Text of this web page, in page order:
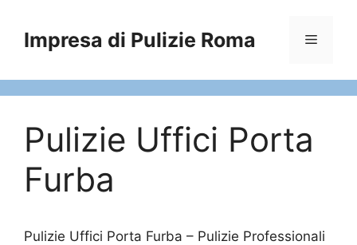
contenuto
Impresa di Pulizie Roma Menu
Pulizie Uffici Porta
Furba
Pulizie Uffici Porta Furba – Pulizie Professionali